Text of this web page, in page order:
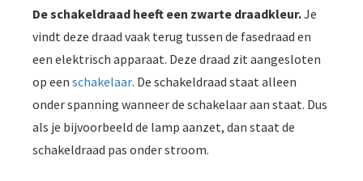
De schakeldraad heeft een zwarte draadkleur.Je
vindt deze draad vaak terug tussen de fasedraad en
een elektrisch apparaat. Deze draad zit aangesloten
op een schakelaar. De schakeldraad staat alleen
onder spanning wanneer de schakelaar aan staat. Dus
als je bijvoorbeeld de lamp aanzet, dan staat de
schakeldraad pas onder stroom.